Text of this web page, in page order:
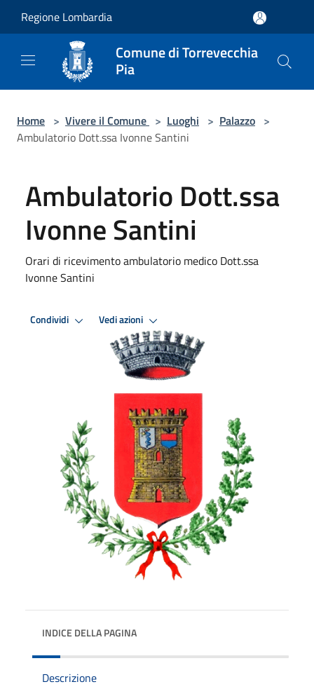
Regione Lombardia
Comune di Torrevecchia
Pia
Home > Vivere il Comune > Luoghi > Palazzo >
Ambulatorio Dott.ssa Ivonne Santini
Ambulatorio Dott.ssa
Ivonne Santini
Orari di ricevimento ambulatorio medico Dott.ssa
Ivonne Santini
Condividi Vedi azioni
INDICE DELLA PAGINA
Descrizione